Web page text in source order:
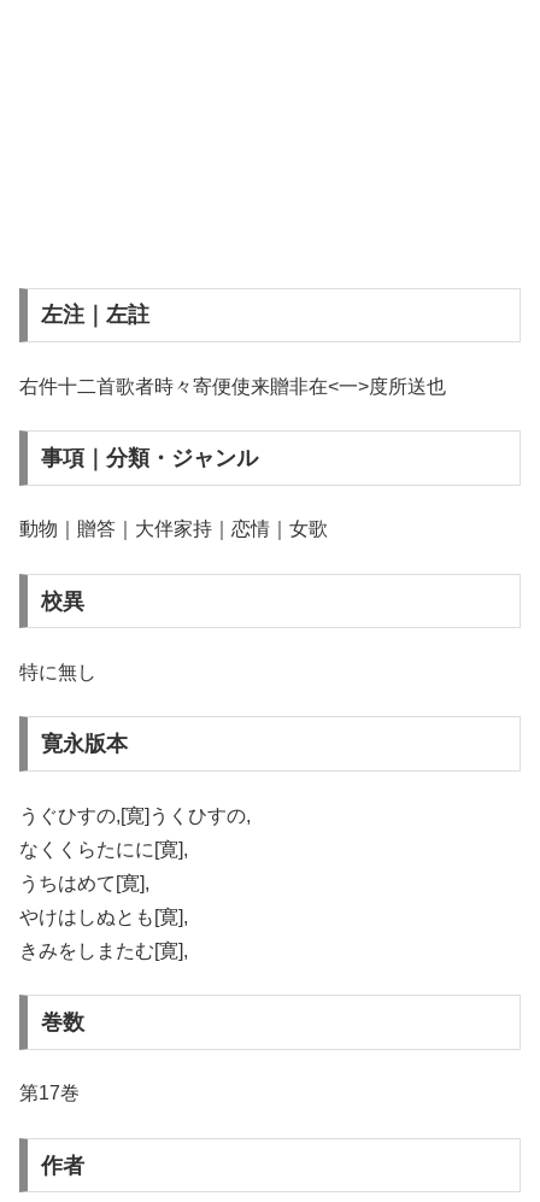
左注｜左註
右件十二首歌者時々寄便使来贈非在<一>度所送也
事項｜分類・ジャンル
動物｜贈答｜大伴家持｜恋情｜女歌
校異
特に無し
寛永版本
うぐひすの,[寛]うくひすの,
なくくらたにに[寛],
うちはめて[寛],
やけはしぬとも[寛],
きみをしまたむ[寛],
巻数
第17巻
作者